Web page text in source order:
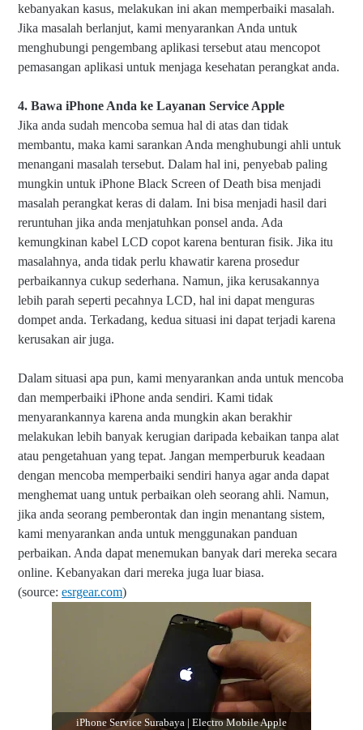
kebanyakan kasus, melakukan ini akan memperbaiki masalah.
Jika masalah berlanjut, kami menyarankan Anda untuk
menghubungi pengembang aplikasi tersebut atau mencopot
pemasangan aplikasi untuk menjaga kesehatan perangkat anda.
4. Bawa iPhone Anda ke Layanan Service Apple
Jika anda sudah mencoba semua hal di atas dan tidak
membantu, maka kami sarankan Anda menghubungi ahli untuk
menangani masalah tersebut. Dalam hal ini, penyebab paling
mungkin untuk iPhone Black Screen of Death bisa menjadi
masalah perangkat keras di dalam. Ini bisa menjadi hasil dari
reruntuhan jika anda menjatuhkan ponsel anda. Ada
kemungkinan kabel LCD copot karena benturan fisik. Jika itu
masalahnya, anda tidak perlu khawatir karena prosedur
perbaikannya cukup sederhana. Namun, jika kerusakannya
lebih parah seperti pecahnya LCD, hal ini dapat menguras
dompet anda. Terkadang, kedua situasi ini dapat terjadi karena
kerusakan air juga.
Dalam situasi apa pun, kami menyarankan anda untuk mencoba
dan memperbaiki iPhone anda sendiri. Kami tidak
menyarankannya karena anda mungkin akan berakhir
melakukan lebih banyak kerugian daripada kebaikan tanpa alat
atau pengetahuan yang tepat. Jangan memperburuk keadaan
dengan mencoba memperbaiki sendiri hanya agar anda dapat
menghemat uang untuk perbaikan oleh seorang ahli. Namun,
jika anda seorang pemberontak dan ingin menantang sistem,
kami menyarankan anda untuk menggunakan panduan
perbaikan. Anda dapat menemukan banyak dari mereka secara
online. Kebanyakan dari mereka juga luar biasa.
(source: esrgear.com)
iPhone Service Surabaya | Electro Mobile Apple